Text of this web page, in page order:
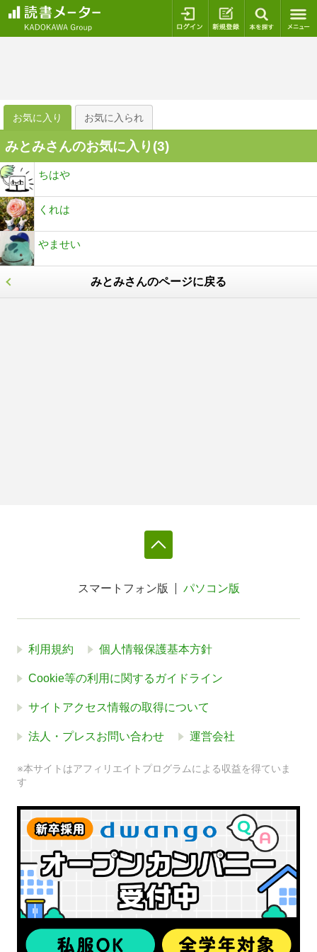
ログイン 新規登録
お気に入り お気に入られ
みとみさんのお気に入り(3)
ちはや
くれは
やませい
みとみさんのページに戻る
スマートフォン版 パソコン版
利用規約 個人情報保護基本方針
Cookie等の利用に関するガイドライン
サイトアクセス情報の取得について
法人・プレスお問い合わせ 運営会社
※本サイトはアフィリエイトプログラムによる収益を得ていま
す